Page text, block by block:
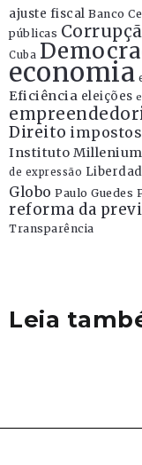
ajuste fiscal Banco
públicas
Cuba
economia
Eficiência eleições
Direito impostos
Instituto Millenium
de expressão
Globo Paulo Guedes
reforma da
Transparência
Leia